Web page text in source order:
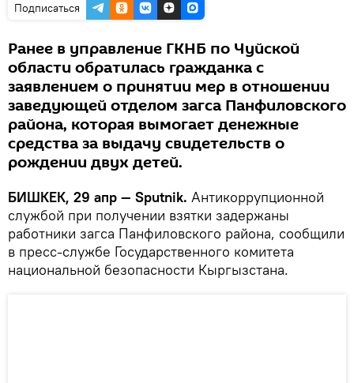
Подписаться
Ранее в управление ГКНБ по Чуйской
области обратилась гражданка с
заявлением о принятии мер в отношении
заведующей отделом загса Панфиловского
района, которая вымогает денежные
средства за выдачу свидетельств о
рождении двух детей.
БИШКЕК, 29 апр — Sputnik. Антикоррупционной
службой при получении взятки задержаны
работники загса Панфиловского района, сообщили
в пресс-службе Государственного комитета
национальной безопасности Кыргызстана.